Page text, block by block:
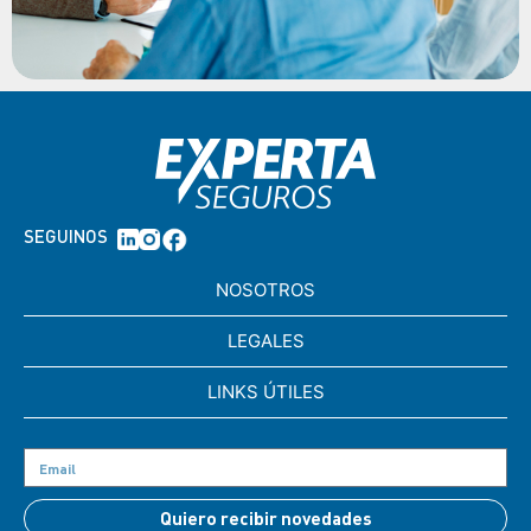
SEGUINOS
NOSOTROS
LEGALES
LINKS ÚTILES
Quiero recibir novedades